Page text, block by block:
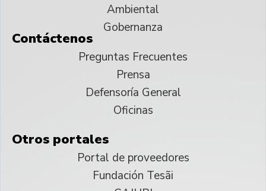
Ambiental
Gobernanza
Contáctenos
Preguntas Frecuentes
Prensa
Defensoría General
Oficinas
Otros portales
Portal de proveedores
Fundación Tesãi